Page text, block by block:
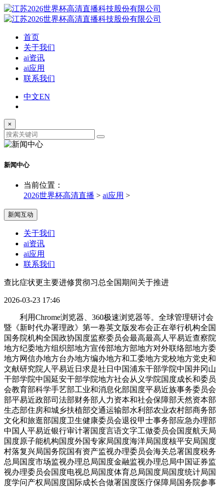
首页
关于我们
ai资讯
ai应用
联系我们
中文EN
×
新闻中心
当前位置：
2026世界杯高清直播 > ai应用 >
新闻互动
关于我们
ai资讯
ai应用
联系我们
查比症状更主要进修贯彻习总全国期间关于推进
2026-03-23 17:46
利用Chrome浏览器、360极速浏览器等。全球管理研讨会
暨《新时代办署理政》第一卷英文版发布会正在举行机构全国
国务院机构全国政协国度监察委员会最高最高人平易近查察院
地方纪委地方组织部地方宣传部地方部地方对外联络部地方委
地方网信办地方台办地方编办地方和工委地方党校地方党史和
文献研究院人平易近日求是社日中国浦东干部学院中国井冈山
干部学院中国延安干部学院地方社会从义学院国度成长和委员
会教育部科学手艺部工业和消息化部国度平易近族事务委员会
部平易近政部司法部财务部人力资本和社会保障部天然资本部
生态部住房和城乡扶植部交通运输部水利部农业农村部商务部
文化和旅逛部国度卫生健康委员会退役甲士事务部应急办理部
中国人平易近银行审计署国度言语文字工做委员会国度航天局
国度原子能机构国度外国专家局国度海洋局国度核平安局国度
村落复兴局国务院国有资产监视办理委员会海关总署国度税务
总局国度市场监视办理总局国度金融监视办理总局中国证券监
视办理委员会国度电视总局国度体育总局国度局国度统计局国
度学问产权局国度国际成长合做署国度医疗保障局国务院参事